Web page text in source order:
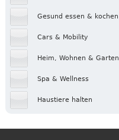
Gesund essen & kochen
Cars & Mobility
Heim, Wohnen & Garten
Spa & Wellness
Haustiere halten